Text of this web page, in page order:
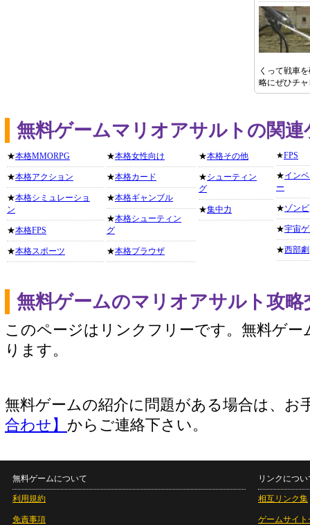
くって戦車
略にぜひチ
無料ゲームマリオアサルトの関
★本格MMORPG
★本格アクション
★本格シミュレーショ
ン
★本格FPS
★本格スポーツ
★本格女性向け
★本格カード
★本格ギャンブル
★本格シューティン
グ
★本格ブラウザ
★本格その他
★シューティン
グ
★集中力
★FPS
★イン
ー
★ゾンビ
★宇宙
★西部劇
無料ゲームのマリオアサルト攻
このページはリンクフリーです。無料ゲー
ります。
無料ゲームの紹介に問題がある場合は、お
合わせ】 からご連絡下さい。
無料ゲームについて
利用規約
免責事項
リンクについ
相互リンク集
ゲームサイト